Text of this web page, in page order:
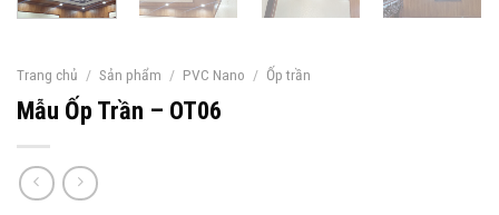
Trang chủ / Sản phẩm / PVC Nano / Ốp trần
Mẫu Ốp Trần – OT06